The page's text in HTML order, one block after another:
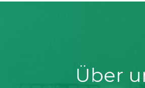
Über